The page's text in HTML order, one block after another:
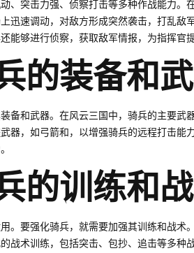
、突击力强、侦察打击等多种作战能力。
迅速调动，对敌方形成突然袭击，打乱敌
能够进行侦察，获取敌军情报，为指挥官
的装备和
备和武器。在风云三国中，骑兵的主要武
器，如弓箭和，以增强骑兵的远程打击能
的训练和
。要强化骑兵，就需要加强其训练和战术
战术训练，包括突击、包抄、追击等多种